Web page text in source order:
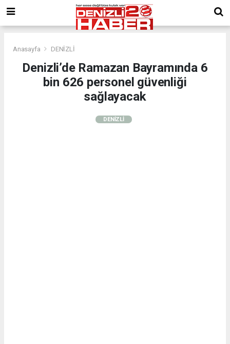
Anasayfa DENİZLİ
Denizli’de Ramazan Bayramında 6
bin 626 personel güvenliği
sağlayacak
DENİZLİ